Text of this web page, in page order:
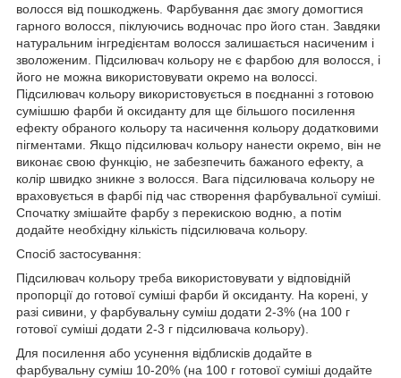
волосся від пошкоджень. Фарбування дає змогу домогтися
гарного волосся, піклуючись водночас про його стан. Завдяки
натуральним інгредієнтам волосся залишається насиченим і
зволоженим. Підсилювач кольору не є фарбою для волосся, і
його не можна використовувати окремо на волоссі.
Підсилювач кольору використовується в поєднанні з готовою
сумішшю фарби й оксиданту для ще більшого посилення
ефекту обраного кольору та насичення кольору додатковими
пігментами. Якщо підсилювач кольору нанести окремо, він не
виконає свою функцію, не забезпечить бажаного ефекту, а
колір швидко зникне з волосся. Вага підсилювача кольору не
враховується в фарбі під час створення фарбувальної суміші.
Спочатку змішайте фарбу з перекискою водню, а потім
додайте необхідну кількість підсилювача кольору.
Спосіб застосування:
Підсилювач кольору треба використовувати у відповідній
пропорції до готової суміші фарби й оксиданту. На корені, у
разі сивини, у фарбувальну суміш додати 2-3% (на 100 г
готової суміші додати 2-3 г підсилювача кольору).
Для посилення або усунення відблисків додайте в
фарбувальну суміш 10-20% (на 100 г готової суміші додайте